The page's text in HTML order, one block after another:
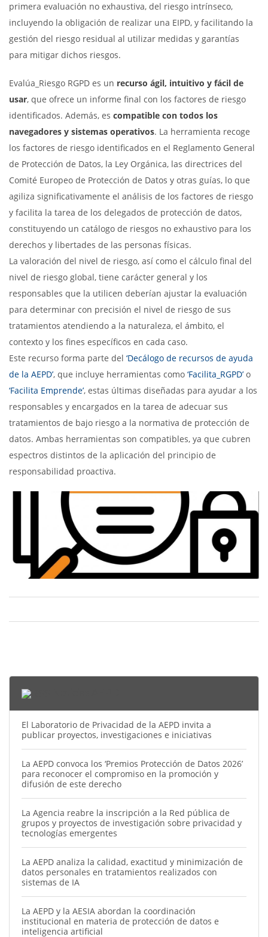
primera evaluación no exhaustiva, del riesgo intrínseco,
incluyendo la obligación de realizar una EIPD, y facilitando la
gestión del riesgo residual al utilizar medidas y garantías
para mitigar dichos riesgos.
Evalúa_Riesgo RGPD es un recurso ágil, intuitivo y fácil de
usar, que ofrece un informe final con los factores de riesgo
identificados. Además, es compatible con todos los
navegadores y sistemas operativos. La herramienta recoge
los factores de riesgo identificados en el Reglamento General
de Protección de Datos, la Ley Orgánica, las directrices del
Comité Europeo de Protección de Datos y otras guías, lo que
agiliza significativamente el análisis de los factores de riesgo
y facilita la tarea de los delegados de protección de datos,
constituyendo un catálogo de riesgos no exhaustivo para los
derechos y libertades de las personas físicas.
La valoración del nivel de riesgo, así como el cálculo final del
nivel de riesgo global, tiene carácter general y los
responsables que la utilicen deberían ajustar la evaluación
para determinar con precisión el nivel de riesgo de sus
tratamientos atendiendo a la naturaleza, el ámbito, el
contexto y los fines específicos en cada caso.
Este recurso forma parte del ‘Decálogo de recursos de ayuda
de la AEPD’, que incluye herramientas como ‘Facilita_RGPD’ o
‘Facilita Emprende’, estas últimas diseñadas para ayudar a los
responsables y encargados en la tarea de adecuar sus
tratamientos de bajo riesgo a la normativa de protección de
datos. Ambas herramientas son compatibles, ya que cubren
espectros distintos de la aplicación del principio de
responsabilidad proactiva.
El Laboratorio de Privacidad de la AEPD invita a
publicar proyectos, investigaciones e iniciativas
La AEPD convoca los ‘Premios Protección de Datos 2026’
para reconocer el compromiso en la promoción y
difusión de este derecho
La Agencia reabre la inscripción a la Red pública de
grupos y proyectos de investigación sobre privacidad y
tecnologías emergentes
La AEPD analiza la calidad, exactitud y minimización de
datos personales en tratamientos realizados con
sistemas de IA
La AEPD y la AESIA abordan la coordinación
institucional en materia de protección de datos e
inteligencia artificial